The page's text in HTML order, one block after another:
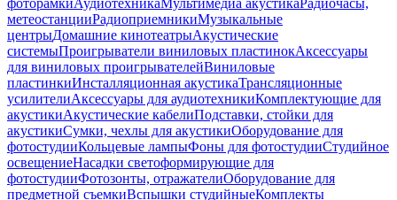
фоторамкиАудиотехникаМультимедиа акустикаРадиочасы,
метеостанцииРадиоприемникиМузыкальные
центрыДомашние кинотеатрыАкустические
системыПроигрыватели виниловых пластинокАксессуары
для виниловых проигрывателейВиниловые
пластинкиИнсталляционная акустикаТрансляционные
усилителиАксессуары для аудиотехникиКомплектующие для
акустикиАкустические кабелиПодставки, стойки для
акустикиСумки, чехлы для акустикиОборудование для
фотостудииКольцевые лампыФоны для фотостудииСтудийное
освещениеНасадки светоформирующие для
фотостудииФотозонты, отражателиОборудование для
предметной съемкиВспышки студийныеКомплекты